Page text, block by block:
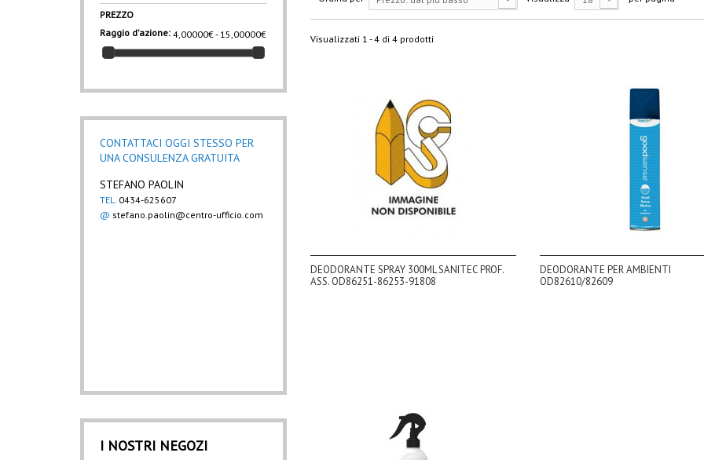
PREZZO
Raggio d'azione: 4,00000€ - 15,00000€
CONTATTACI OGGI STESSO PER
UNA CONSULENZA GRATUITA
STEFANO PAOLIN
TEL.
0434-625607
@ stefano.paolin@centro-ufficio.com
I NOSTRI NEGOZI
Visualizzati 1 - 4 di 4 prodotti
DEODORANTE SPRAY 300ML SANITEC PROF.
ASS. OD86251-86253-91808
DEODORANTE PER AMBIENTI
OD82610/82609